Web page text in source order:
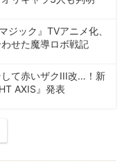
ジック』TVアニメ化、
せた魔導ロボ戦記
て赤いザクIII改…！新
AXIS』発表